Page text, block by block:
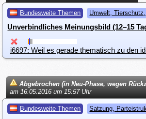
Bundesweite Themen Umwelt,
Unverbindliches Meinungsbild (12–15
Abgebrochen (in Neu-Phase, wegen
am 16.05.2016 um 15:57 Uhr
Bundesweite Themen Satzung,